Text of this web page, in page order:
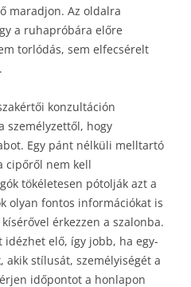
maradjon. Az oldalra
a ruhapróbára előre
torlódás, sem elfecsérelt
konzultáción
személyzettől, hogy
Egy pánt nélküli melltartó
cipőről nem kell
tökéletesen pótolják azt a
olyan fontos információkat is
érkezzen a szalonba.
idézhet elő, így jobb, ha egy-
akik stílusát, személyiségét a
időpontot a honlapon